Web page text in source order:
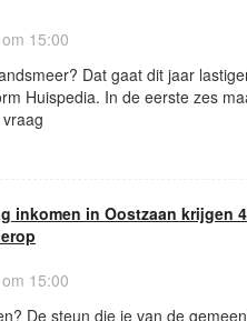
15:00
Dat gaat dit jaar
Huispedia. In de eerste zes
inkomen in Oostzaan krijgen
15:00
De steun die je van de